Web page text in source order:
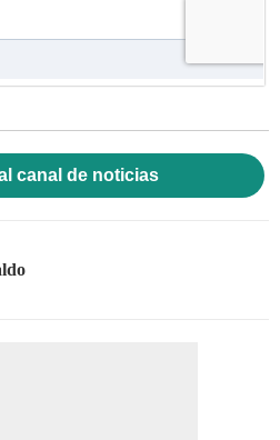
canal de noticias